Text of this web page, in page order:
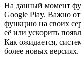
На данный момент
Google Play. Важно
функцию на своих
её или ускорить
Как ожидается,
более новых версиях.